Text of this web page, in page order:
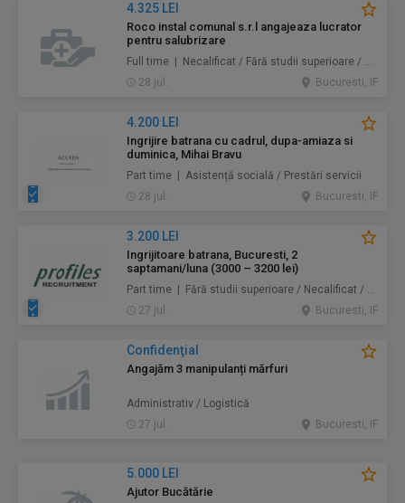
4.325 LEI
Roco instal comunal s.r.l angajeaza lucrator
pentru salubrizare
Full time | Necalificat / Fără studii superioare / Junior/Entry Level | Protecţia mediului / Prestări servicii
28 jul.
Bucuresti, IF
4.200 LEI
Ingrijire batrana cu cadrul, dupa-amiaza si
duminica, Mihai Bravu
Part time | Asistență socială / Prestări servicii
28 jul.
Bucuresti, IF
3.200 LEI
Ingrijitoare batrana, Bucuresti, 2
saptamani/luna (3000 – 3200 lei)
Part time | Fără studii superioare / Necalificat / Mid-Level | Au pair / Babysitter / Curăţenie / Prestări servicii
27 jul.
Bucuresti, IF
Confidenţial
Angajăm 3 manipulanți mărfuri
Administrativ / Logistică
27 jul.
Bucuresti, IF
5.000 LEI
Ajutor Bucătărie